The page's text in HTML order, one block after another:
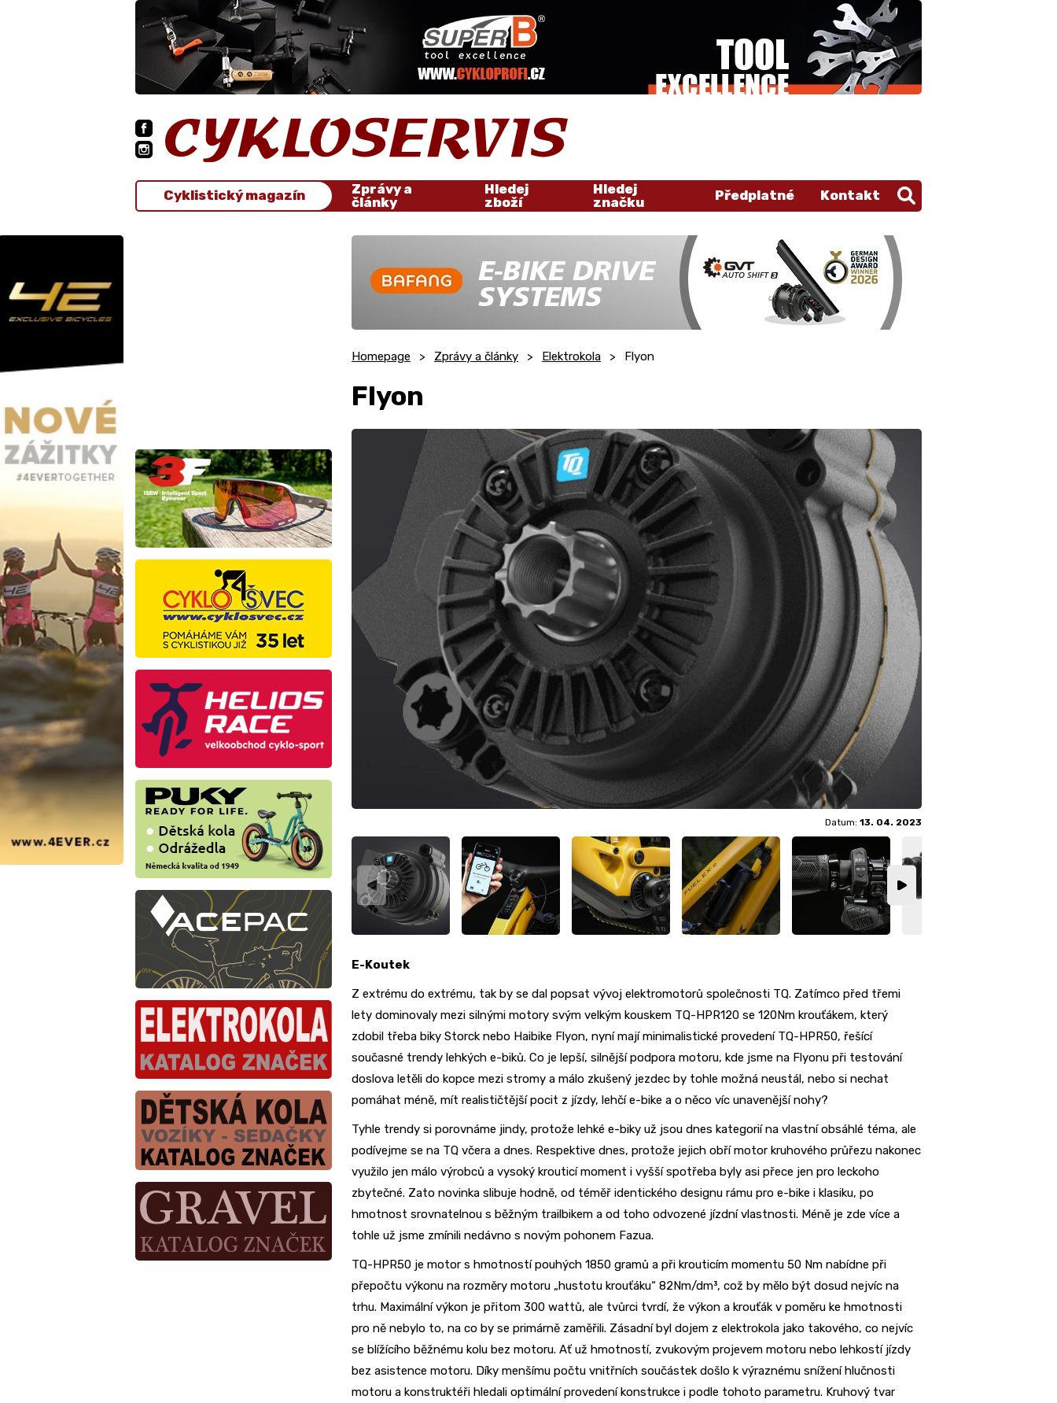
Cyklistický magazín
Zprávy a
články
Hledej
zboží
Hledej
značku
Předplatné Kontakt
Homepage Zprávy a články Elektrokola Flyon
Flyon
Datum: 13. 04. 2023
E-Koutek
Z extrému do extrému, tak by se dal popsat vývoj elektromotorů společnosti TQ. Zatímco před třemi
lety dominovaly mezi silnými motory svým velkým kouskem TQ-HPR120 se 120Nm krouťákem, který
zdobil třeba biky Storck nebo Haibike Flyon, nyní mají minimalistické provedení TQ-HPR50, řešící
současné trendy lehkých e-biků. Co je lepší, silnější podpora motoru, kde jsme na Flyonu při testování
doslova letěli do kopce mezi stromy a málo zkušený jezdec by tohle možná neustál, nebo si nechat
pomáhat méně, mít realističtější pocit z jízdy, lehčí e-bike a o něco víc unavenější nohy?
Tyhle trendy si porovnáme jindy, protože lehké e-biky už jsou dnes kategorií na vlastní obsáhlé téma, ale
podívejme se na TQ včera a dnes. Respektive dnes, protože jejich obří motor kruhového průřezu nakonec
využilo jen málo výrobců a vysoký krouticí moment i vyšší spotřeba byly asi přece jen pro leckoho
zbytečné. Zato novinka slibuje hodně, od téměř identického designu rámu pro e-bike i klasiku, po
hmotnost srovnatelnou s běžným trailbikem a od toho odvozené jízdní vlastnosti. Méně je zde více a
tohle už jsme zmínili nedávno s novým pohonem Fazua.
TQ-HPR50 je motor s hmotností pouhých 1850 gramů a při krouticím momentu 50 Nm nabídne při
přepočtu výkonu na rozměry motoru „hustotu krouťáku“ 82Nm/dm³, což by mělo být dosud nejvíc na
trhu. Maximální výkon je přitom 300 wattů, ale tvůrci tvrdí, že výkon a krouťák v poměru ke hmotnosti
pro ně nebylo to, na co by se primárně zaměřili. Zásadní byl dojem z elektrokola jako takového, co nejvíc
se blížícího běžnému kolu bez motoru. Ať už hmotností, zvukovým projevem motoru nebo lehkostí jízdy
bez asistence motoru. Díky menšímu počtu vnitřních součástek došlo k výraznému snížení hlučnosti
motoru a konstruktéři hledali optimální provedení konstrukce i podle tohoto parametru. Kruhový tvar